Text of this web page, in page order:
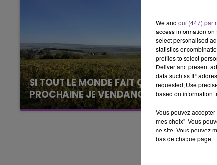
SI TOUT LE MONDE FAIT ÇA, MOI L'ANNÉE
PROCHAINE JE VENDANGE EN...
La vendange en Champagne a débuté ce jeudi
6 août dans la commune de Montgueux (Aube).
We and our (447)
access information on
select personalised
statistics or
profiles to select
Deliver and present
data such as IP
requested; Use
based on information
Vous pouvez
mes choix". Vous
ce site. Vous pouvez
bas de chaque page.